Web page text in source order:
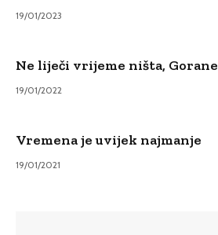
19/01/2023
Ne liječi vrijeme ništa, Gorane
19/01/2022
Vremena je uvijek najmanje
19/01/2021